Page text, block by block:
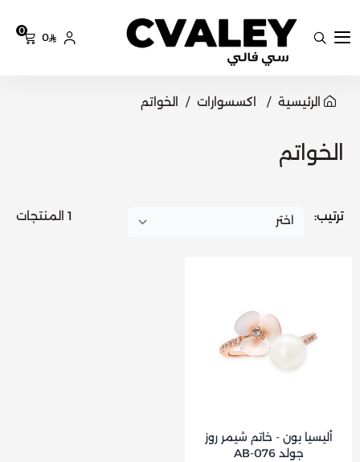
سي فالي
0
0
الرئيسية اكسسوارات الخواتم
الخواتم
ترتيب: 1 المنتجات
أليسيا بون - خاتم شيمر روز
جولد AB-076